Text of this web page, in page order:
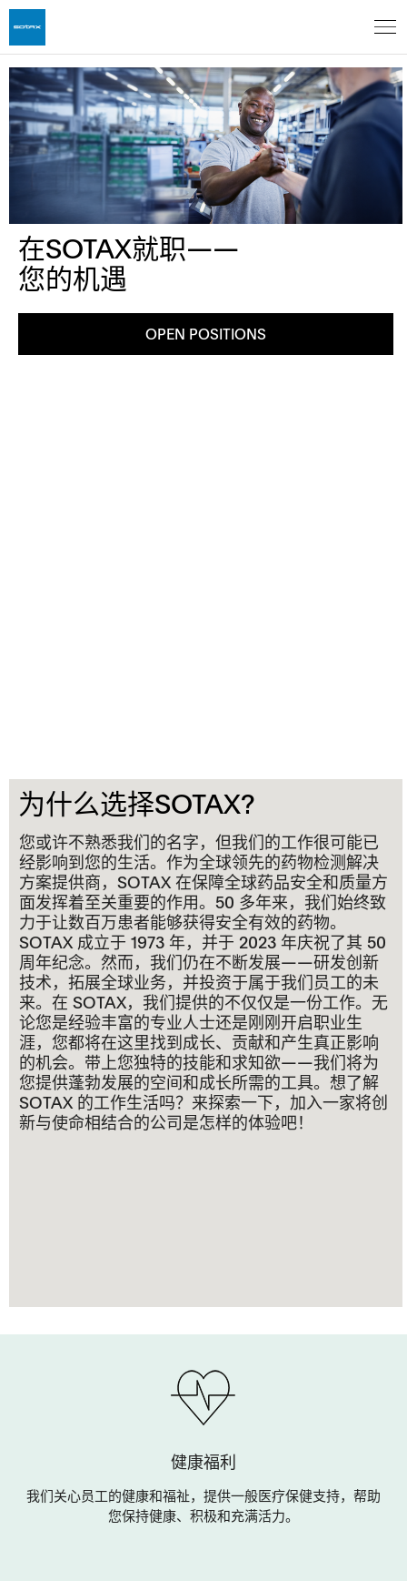
在SOTAX就职——
您的机遇
OPEN POSITIONS
为什么选择SOTAX?
您或许不熟悉我们的名字，但我们的工作很可能已
经影响到您的生活。作为全球领先的药物检测解决
方案提供商，SOTAX 在保障全球药品安全和质量方
面发挥着至关重要的作用。50 多年来，我们始终致
力于让数百万患者能够获得安全有效的药物。
SOTAX 成立于 1973 年，并于 2023 年庆祝了其 50
周年纪念。然而，我们仍在不断发展——研发创新
技术，拓展全球业务，并投资于属于我们员工的未
来。在 SOTAX，我们提供的不仅仅是一份工作。无
论您是经验丰富的专业人士还是刚刚开启职业生
涯，您都将在这里找到成长、贡献和产生真正影响
的机会。带上您独特的技能和求知欲——我们将为
您提供蓬勃发展的空间和成长所需的工具。想了解
SOTAX 的工作生活吗？来探索一下，加入一家将创
新与使命相结合的公司是怎样的体验吧！
健康福利
我们关心员工的健康和福祉，提供一般医疗保健支持，帮助
您保持健康、积极和充满活力。